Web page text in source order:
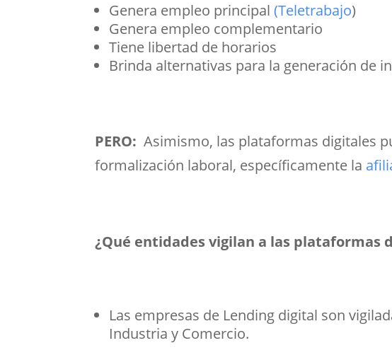
Genera empleo principal(Teletrabajo)
Genera empleo complementario
Tiene libertad de horarios
Brinda alternativas para la generación de
PERO: Asimismo, las plataformas digitales
formalización laboral, específicamente la
¿Qué entidades vigilan a las plataformas
Las empresas de Lending digital son
Industria y Comercio.